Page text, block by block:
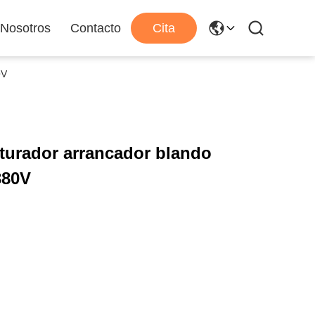
Contacto Cita
arrancador blando